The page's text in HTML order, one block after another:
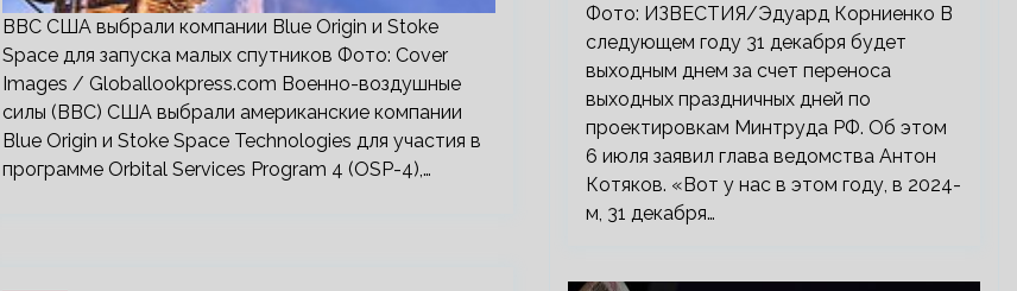
ВВС США выбрали компании Blue Origin и Stoke
Space для запуска малых спутников Фото: Cover
Images / Globallookpress.com Военно-воздушные
силы (ВВС) США выбрали американские компании
Blue Origin и Stoke Space Technologies для участия в
программе Orbital Services Program 4 (OSP-4),…
Фото: ИЗВЕСТИЯ/Эдуард Корниенко В
следующем году 31 декабря будет
выходным днем за счет переноса
выходных праздничных дней по
проектировкам Минтруда РФ. Об этом
6 июля заявил глава ведомства Антон
Котяков. «Вот у нас в этом году, в 2024-
м, 31 декабря…